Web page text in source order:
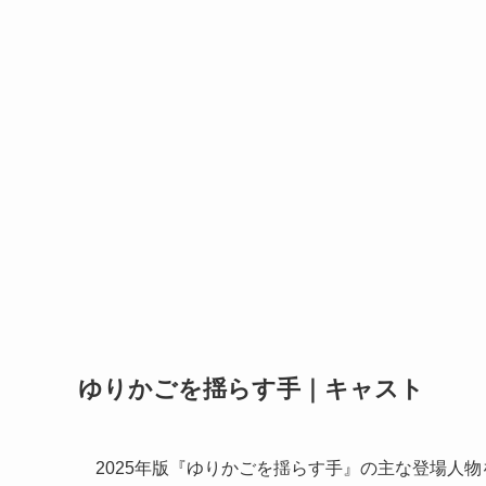
ゆりかごを揺らす手｜キャスト
2025年版『ゆりかごを揺らす手』の主な登場人物